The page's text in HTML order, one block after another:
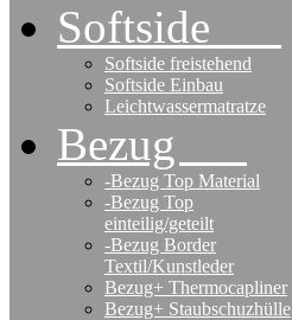
Softside
Softside freistehend
Softside Einbau
Leichtwassermatratze
Bezug
-Bezug Top Material
-Bezug Top
einteilig/geteilt
-Bezug Border
Textil/Kunstleder
Bezug+ Thermocapliner
Bezug+ Staubschuzhülle